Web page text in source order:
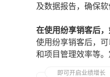
及数据报告，确保
在使用纷享销客后
使用纷享销客后，
和项目管理效率等
即可开启业绩增长